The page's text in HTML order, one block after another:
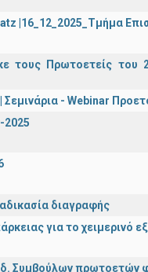
|16_12_2025_Τμήμα
τους Πρωτοετείς
- Webinar
2025
διαγραφής
για το χειμερινό
Συμβούλων πρωτοετών